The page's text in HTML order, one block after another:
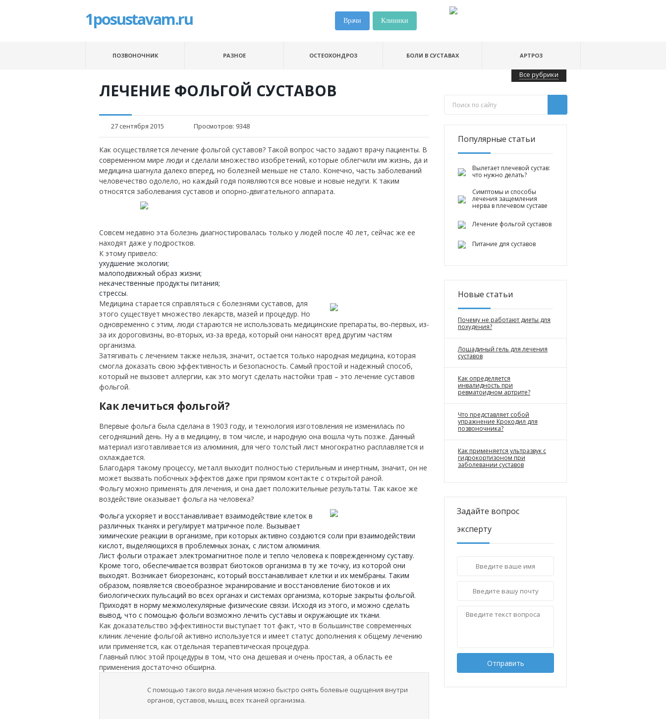
1posustavam.ru Клиники
Врачи
ПОЗВОНОЧНИК РАЗНОЕ ОСТЕОХОНДРОЗ БОЛИ В СУСТАВАХ АРТРОЗ
Все рубрики
ЛЕЧЕНИЕ ФОЛЬГОЙ СУСТАВОВ
27 сентября 2015 Просмотров: 9348
Как осуществляется лечение фольгой суставов? Такой вопрос часто задают врачу пациенты. В
современном мире люди и сделали множество изобретений, которые облегчили им жизнь, да и
медицина шагнула далеко вперед, но болезней меньше не стало. Конечно, часть заболеваний
человечество одолело, но каждый годя появляются все новые и новые недуги. К таким
относятся заболевания суставов и опорно-двигательного аппарата.
Совсем недавно эта болезнь диагностировалась только у людей после 40 лет, сейчас же ее
находят даже у подростков.
К этому привело:
ухудшение экологии;
малоподвижный образ жизни;
некачественные продукты питания;
стрессы.
Медицина старается справляться с болезнями суставов, для
этого существует множество лекарств, мазей и процедур. Но
одновременно с этим, люди стараются не использовать медицинские препараты, во-первых, из-
за их дороговизны, во-вторых, из-за вреда, который они наносят вред другим частям
организма.
Затягивать с лечением также нельзя, значит, остается только народная медицина, которая
смогла доказать свою эффективность и безопасность. Самый простой и надежный способ,
который не вызовет аллергии, как это могут сделать настойки трав – это лечение суставов
фольгой.
Как лечиться фольгой?
Впервые фольга была сделана в 1903 году, и технология изготовления не изменилась по
сегодняшний день. Ну а в медицину, в том числе, и народную она вошла чуть позже. Данный
материал изготавливается из алюминия, для чего толстый лист многократно расплавляется и
охлаждается.
Благодаря такому процессу, металл выходит полностью стерильным и инертным, значит, он не
может вызвать побочных эффектов даже при прямом контакте с открытой раной.
Фольгу можно применять для лечения, и она дает положительные результаты. Так какое же
воздействие оказывает фольга на человека?
Фольга ускоряет и восстанавливает взаимодействие клеток в
различных тканях и регулирует матричное поле. Вызывает
химические реакции в организме, при которых активно создаются соли при взаимодействии
кислот, выделяющихся в проблемных зонах, с листом алюминия.
Лист фольги отражает электромагнитное поле и тепло человека к поврежденному суставу.
Кроме того, обеспечивается возврат биотоков организма в ту же точку, из которой они
выходят. Возникает биорезонанс, который восстанавливает клетки и их мембраны. Таким
образом, появляется своеобразное экранирование и восстановление биотоков и их
биологических пульсаций во всех органах и системах организма, которые закрыты фольгой.
Приходят в норму межмолекулярные физические связи. Исходя из этого, и можно сделать
вывод, что с помощью фольги возможно лечить суставы и окружающие их ткани.
Как доказательство эффективности выступает тот факт, что в большинстве современных
клиник лечение фольгой активно используется и имеет статус дополнения к общему лечению
или применяется, как отдельная терапевтическая процедура.
Главный плюс этой процедуры в том, что она дешевая и очень простая, а область ее
применения достаточно обширна.
С помощью такого вида лечения можно быстро снять болевые ощущения внутри
органов, суставов, мышц, всех тканей организма.
Популярные статьи
Вылетает плечевой сустав:
что нужно делать?
Симптомы и способы
лечения защемления
нерва в плечевом суставе
Лечение фольгой суставов
Питание для суставов
Новые статьи
Почему не работают диеты для
похудения?
Лошадиный гель для лечения
суставов
Как определяется
инвалидность при
ревматоидном артрите?
Что представляет собой
упражнение Крокодил для
позвоночника?
Как применяется ультразвук с
гидрокортизоном при
заболевании суставов
Задайте вопрос
эксперту